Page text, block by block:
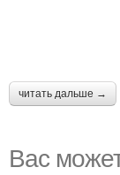
читать дальше →
Вас